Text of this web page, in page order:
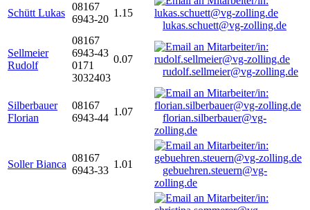
Schütt Lukas
08167
6943-20
1.15
lukas.schuett@vg-zolling.de
Sellmeier
Rudolf
08167
6943-43
0171
3032403
0.07
rudolf.sellmeier@vg-zolling.de
Silberbauer
Florian
08167
6943-44
1.07
florian.silberbauer@vg-
zolling.de
Soller Bianca
08167
6943-33
1.01
gebuehren.steuern@vg-
zolling.de